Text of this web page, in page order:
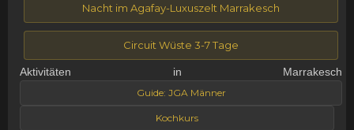
Nacht im Agafay-Luxuszelt Marrakesch
Circuit Wüste 3-7 Tage
Aktivitäten in Marrakesch
Guide: JGA Männer
Kochkurs